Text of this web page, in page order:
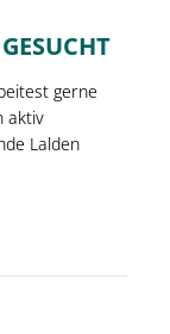
gerne
aktiv
Lalden